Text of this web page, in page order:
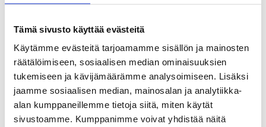
Tämä sivusto käyttää evästeitä
Käytämme evästeitä tarjoamamme sisällön ja mainosten
räätälöimiseen, sosiaalisen median ominaisuuksien
tukemiseen ja kävijämäärämme analysoimiseen. Lisäksi
jaamme sosiaalisen median, mainosalan ja analytiikka-
alan kumppaneillemme tietoja siitä, miten käytät
sivustoamme. Kumppanimme voivat yhdistää näitä